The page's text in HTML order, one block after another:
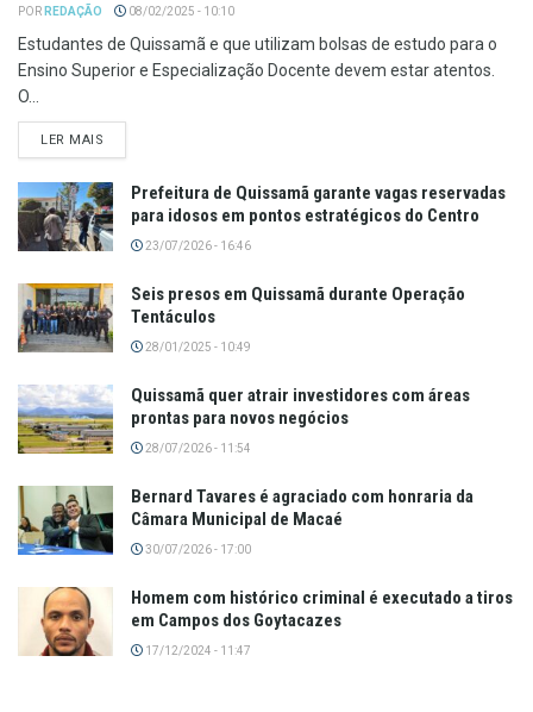
POR REDAÇÃO 08/02/2025 - 10:10
Estudantes de Quissamã e que utilizam bolsas de estudo para o
Ensino Superior e Especialização Docente devem estar atentos.
O...
LER MAIS
Prefeitura de Quissamã garante vagas reservadas
para idosos em pontos estratégicos do Centro
23/07/2026 - 16:46
Seis presos em Quissamã durante Operação
Tentáculos
28/01/2025 - 10:49
Quissamã quer atrair investidores com áreas
prontas para novos negócios
28/07/2026 - 11:54
Bernard Tavares é agraciado com honraria da
Câmara Municipal de Macaé
30/07/2026 - 17:00
Homem com histórico criminal é executado a tiros
em Campos dos Goytacazes
17/12/2024 - 11:47